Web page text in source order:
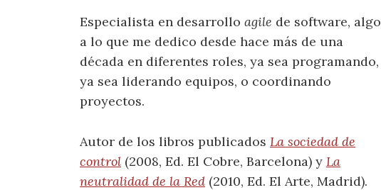
Especialista en desarrollo agile de software, algo
a lo que me dedico desde hace más de una
década en diferentes roles, ya sea programando,
ya sea liderando equipos, o coordinando
proyectos.
Autor de los libros publicados La sociedad de
control (2008, Ed. El Cobre, Barcelona) y La
neutralidad de la Red (2010, Ed. El Arte, Madrid).